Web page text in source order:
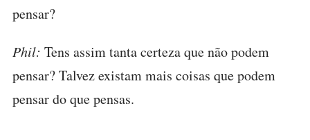
pensar?
Phil: Tens assim tanta certeza que não podem
pensar? Talvez existam mais coisas que podem
pensar do que pensas.